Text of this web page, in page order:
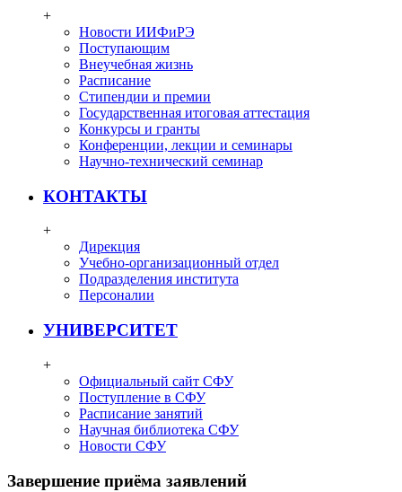
+
Новости ИИФиРЭ
Поступающим
Внеучебная жизнь
Расписание
Стипендии и премии
Государственная итоговая аттестация
Конкурсы и гранты
Конференции, лекции и семинары
Научно-технический семинар
КОНТАКТЫ
+
Дирекция
Учебно-организационный отдел
Подразделения института
Персоналии
УНИВЕРСИТЕТ
+
Официальный сайт СФУ
Поступление в СФУ
Расписание занятий
Научная библиотека СФУ
Новости СФУ
Завершение приёма заявлений